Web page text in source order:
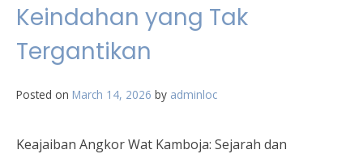
Keindahan yang Tak
Tergantikan
Posted on March 14, 2026 by adminloc
Keajaiban Angkor Wat Kamboja: Sejarah dan